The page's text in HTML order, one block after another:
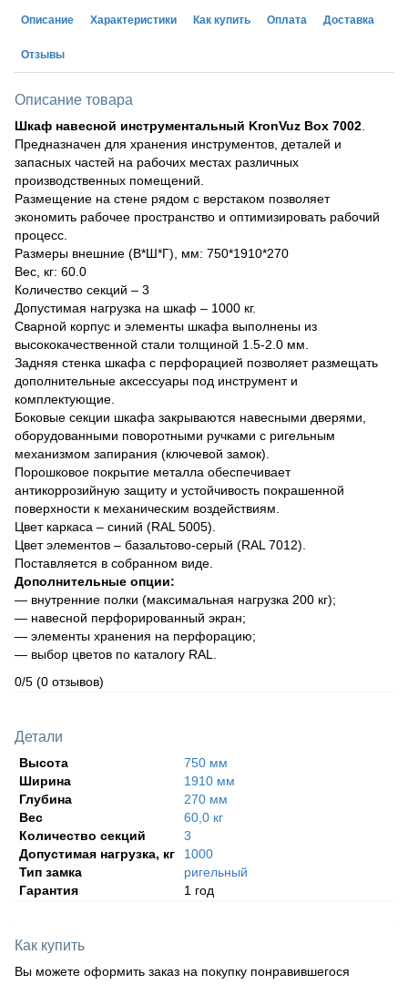
Описание Характеристики Как купить Оплата Доставка
Отзывы
Описание товара
Шкаф навесной инструментальный KronVuz Box 7002
Предназначен для хранения инструментов, деталей и
запасных частей на рабочих местах различных
производственных помещений.
Размещение на стене рядом с верстаком позволяет
экономить рабочее пространство и оптимизировать рабочий
процесс.
Размеры внешние (В*Ш*Г), мм: 750*1910*270
Вес, кг: 60.0
Количество секций – 3
Допустимая нагрузка на шкаф – 1000 кг.
Сварной корпус и элементы шкафа выполнены из
высококачественной стали толщиной 1.5-2.0 мм.
Задняя стенка шкафа с перфорацией позволяет размещать
дополнительные аксессуары под инструмент и
комплектующие.
Боковые секции шкафа закрываются навесными дверями,
оборудованными поворотными ручками с ригельным
механизмом запирания (ключевой замок).
Порошковое покрытие металла обеспечивает
антикоррозийную защиту и устойчивость покрашенной
поверхности к механическим воздействиям.
Цвет каркаса – синий (RAL 5005).
Цвет элементов – базальтово-серый (RAL 7012).
Поставляется в собранном виде.
Дополнительные опции:
— внутренние полки (максимальная нагрузка 200 кг);
— навесной перфорированный экран;
— элементы хранения на перфорацию;
— выбор цветов по каталогу RAL.
0/5 (0 отзывов)
Детали
Высота
750 мм
Ширина
1910 мм
Глубина
270 мм
Вес
60,0 кг
Количество секций
3
Допустимая нагрузка, кг
1000
Тип замка
ригельный
Гарантия
1 год
Как купить
Вы можете оформить заказ на покупку понравившегося